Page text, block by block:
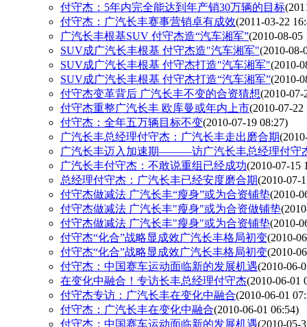
付守杰：5年内完全能达到年产销30万辆的目标
付守杰：广汽长丰赛事营销卓有成效(2011-03-22
广汽长丰根基SUV 付守杰造“汽车湘军”(2010-08-05
SUV成广汽长丰根基 付守杰造"汽车湘军"(2010-08-
SUV成广汽长丰根基 付守杰打造"汽车湘军"(2010-
SUV成广汽长丰根基 付守杰打造“汽车湘军”(2010-
付守杰变革背后 广汽长丰不变的合资猜想(2010-07-
付守杰重整广汽长丰 欧库曼或年内上市(2010-07-22
付守杰：全年五万辆目标不变(2010-07-19 08:27)
广汽长丰总经理付守杰：广汽长丰走出磨合期
广汽长丰迈入加速期———访广汽长丰总经理付守
广汽长丰付守杰：不敢说重组已经成功(2010-07-15
总经理付守杰：广汽长丰已经安度磨合期(2010-07-
付守杰做减法 广汽长丰“瘦身”或为合资铺垫(2010-
付守杰做减法 广汽长丰"瘦身"或为合资做铺垫
付守杰做减法 广汽长丰"瘦身"或为合资铺垫(2010-
付守杰“化合”战略显成效广汽长丰格局初变(2010-
付守杰“化合”战略显成效广汽长丰格局初变(2010-
付守杰：中国赛车运动面临新的发展机遇(2010-06-
在变化中融合！专访长丰总经理付守杰(2010-06-01
付守杰专访：广汽长丰在变化中融合(2010-06-01
付守杰：广汽长丰在变化中融合(2010-06-01 06:54)
付守杰：中国赛车运动面临新的发展机遇(2010-05-